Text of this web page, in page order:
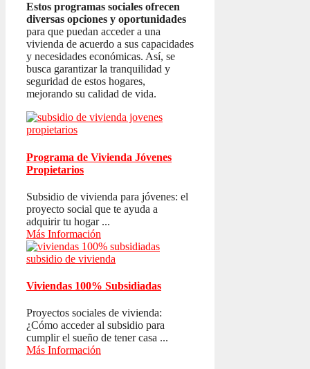
Estos programas sociales ofrecen
diversas opciones y oportunidades
para que puedan acceder a una
vivienda de acuerdo a sus capacidades
y necesidades económicas. Así, se
busca garantizar la tranquilidad y
seguridad de estos hogares,
mejorando su calidad de vida.
Programa de Vivienda Jóvenes
Propietarios
Subsidio de vivienda para jóvenes: el
proyecto social que te ayuda a
adquirir tu hogar ...
Más Información
Viviendas 100% Subsidiadas
Proyectos sociales de vivienda:
¿Cómo acceder al subsidio para
cumplir el sueño de tener casa ...
Más Información